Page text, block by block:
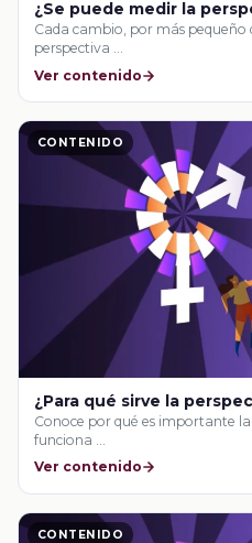
¿Se puede medir la
Cada cambio, por más pequeño
perspectiva …
Ver contenido
CONTENIDO
¿Para qué sirve la
Conoce por qué es importante
funciona …
Ver contenido
CONTENIDO